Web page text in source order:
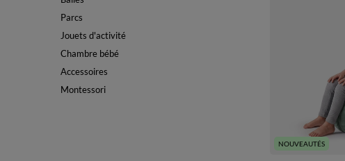
Parcs
Jouets d'activité
Chambre bébé
Accessoires
Montessori
NOUVEAUTÉS